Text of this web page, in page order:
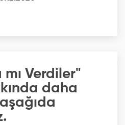
Verdiler"
daha